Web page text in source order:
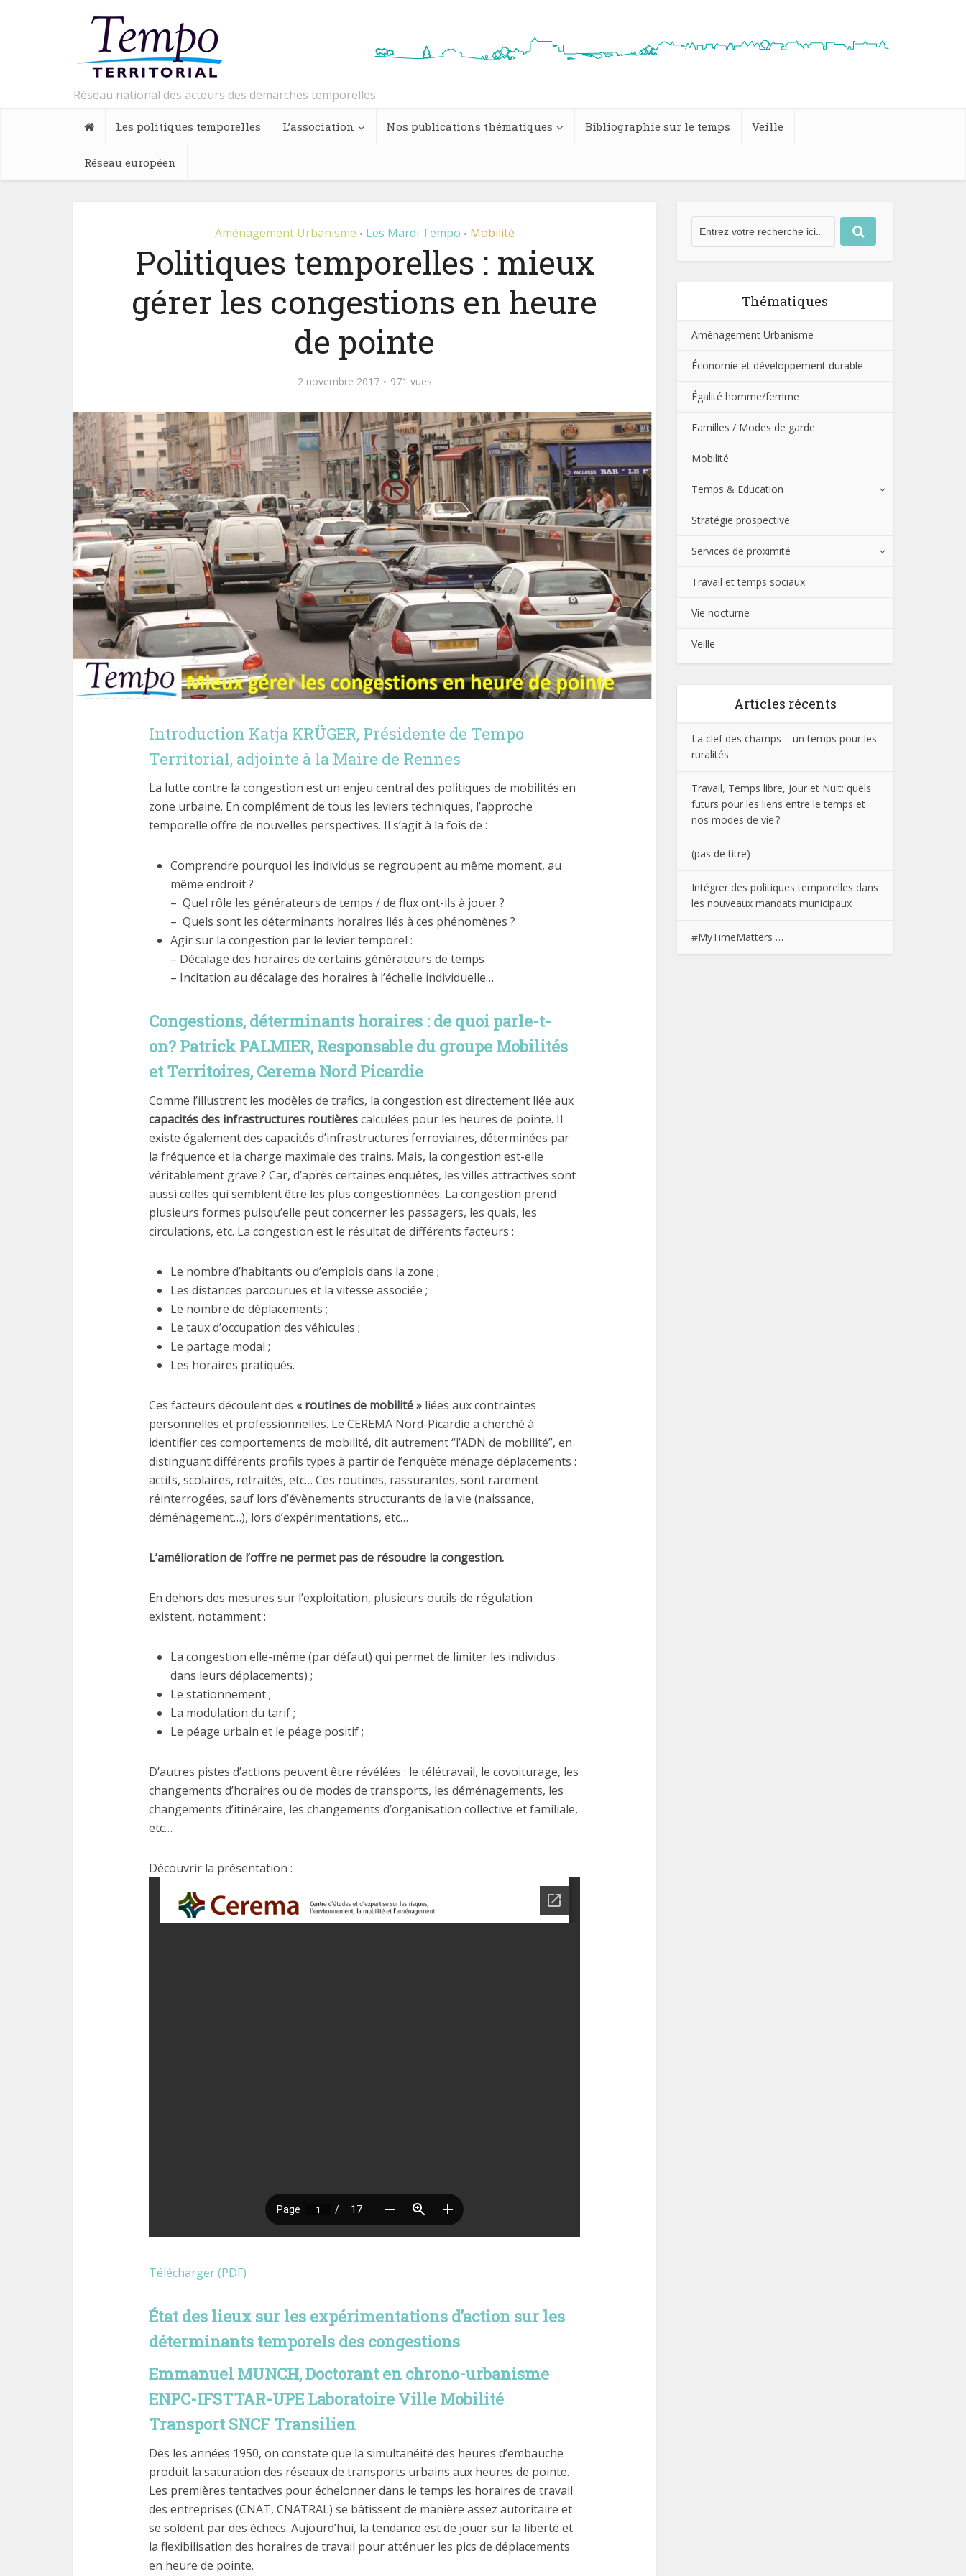
Réseau national des acteurs des démarches temporelles
Les politiques temporelles L’association Nos publications thématiques Bibliographie sur le temps Veille
Réseau européen
Aménagement Urbanisme • Les Mardi Tempo • Mobilité
Politiques temporelles : mieux
gérer les congestions en heure
de pointe
2 novembre 2017 971 vues
Introduction Katja KRÜGER, Présidente de Tempo
Territorial, adjointe à la Maire de Rennes
La lutte contre la congestion est un enjeu central des politiques de mobilités en
zone urbaine. En complément de tous les leviers techniques, l’approche
temporelle offre de nouvelles perspectives. Il s’agit à la fois de :
Comprendre pourquoi les individus se regroupent au même moment, au
même endroit ?
– Quel rôle les générateurs de temps / de flux ont-ils à jouer ?
– Quels sont les déterminants horaires liés à ces phénomènes ?
Agir sur la congestion par le levier temporel :
– Décalage des horaires de certains générateurs de temps
– Incitation au décalage des horaires à l’échelle individuelle…
Congestions, déterminants horaires : de quoi parle-t-
on? Patrick PALMIER, Responsable du groupe Mobilités
et Territoires, Cerema Nord Picardie
Comme l’illustrent les modèles de trafics, la congestion est directement liée aux
capacités des infrastructures routièrescalculées pour les heures de pointe. Il
existe également des capacités d’infrastructures ferroviaires, déterminées par
la fréquence et la charge maximale des trains. Mais, la congestion est-elle
véritablement grave ? Car, d’après certaines enquêtes, les villes attractives sont
aussi celles qui semblent être les plus congestionnées. La congestion prend
plusieurs formes puisqu’elle peut concerner les passagers, les quais, les
circulations, etc. La congestion est le résultat de différents facteurs :
Le nombre d’habitants ou d’emplois dans la zone ;
Les distances parcourues et la vitesse associée ;
Le nombre de déplacements ;
Le taux d’occupation des véhicules ;
Le partage modal ;
Les horaires pratiqués.
Ces facteurs découlent des « routines de mobilité » liées aux contraintes
personnelles et professionnelles. Le CEREMA Nord-Picardie a cherché à
identifier ces comportements de mobilité, dit autrement “l’ADN de mobilité”, en
distinguant différents profils types à partir de l’enquête ménage déplacements :
actifs, scolaires, retraités, etc… Ces routines, rassurantes, sont rarement
réinterrogées, sauf lors d’évènements structurants de la vie (naissance,
déménagement…), lors d’expérimentations, etc…
L’amélioration de l’offre ne permet pas de résoudre la congestion.
En dehors des mesures sur l’exploitation, plusieurs outils de régulation
existent, notamment :
La congestion elle-même (par défaut) qui permet de limiter les individus
dans leurs déplacements) ;
Le stationnement ;
La modulation du tarif ;
Le péage urbain et le péage positif ;
D’autres pistes d’actions peuvent être révélées : le télétravail, le covoiturage, les
changements d’horaires ou de modes de transports, les déménagements, les
changements d’itinéraire, les changements d’organisation collective et familiale,
etc…
Découvrir la présentation :
Télécharger (PDF)
État des lieux sur les expérimentations d’action sur les
déterminants temporels des congestions
Emmanuel MUNCH, Doctorant en chrono-urbanisme
ENPC-IFSTTAR-UPE Laboratoire Ville Mobilité
Transport SNCF Transilien
Dès les années 1950, on constate que la simultanéité des heures d’embauche
produit la saturation des réseaux de transports urbains aux heures de pointe.
Les premières tentatives pour échelonner dans le temps les horaires de travail
des entreprises (CNAT, CNATRAL) se bâtissent de manière assez autoritaire et
se soldent par des échecs. Aujourd’hui, la tendance est de jouer sur la liberté et
la flexibilisation des horaires de travail pour atténuer les pics de déplacements
en heure de pointe.
Thématiques
Aménagement Urbanisme
Économie et développement durable
Égalité homme/femme
Familles / Modes de garde
Mobilité
Temps & Education
Stratégie prospective
Services de proximité
Travail et temps sociaux
Vie nocturne
Veille
Articles récents
La clef des champs – un temps pour les
ruralités
Travail, Temps libre, Jour et Nuit: quels
futurs pour les liens entre le temps et
nos modes de vie ?
(pas de titre)
Intégrer des politiques temporelles dans
les nouveaux mandats municipaux
#MyTimeMatters …